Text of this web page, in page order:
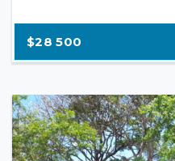
$28 500